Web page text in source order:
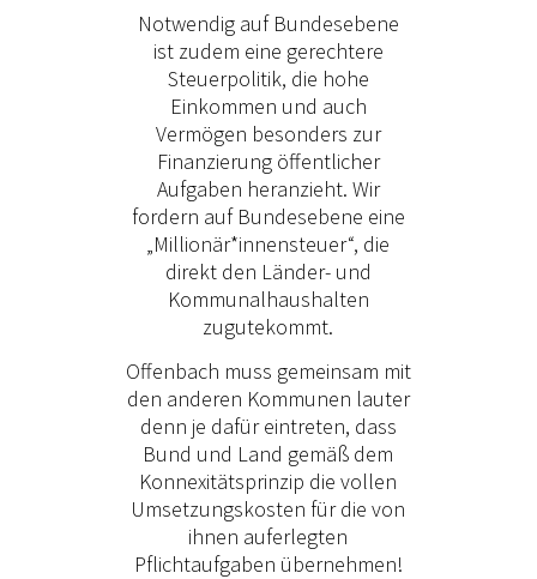
Notwendig auf Bundesebene
ist zudem eine gerechtere
Steuerpolitik, die hohe
Einkommen und auch
Vermögen besonders zur
Finanzierung öffentlicher
Aufgaben heranzieht. Wir
fordern auf Bundesebene eine
„Millionär*innensteuer“, die
direkt den Länder- und
Kommunalhaushalten
zugutekommt.
Offenbach muss gemeinsam mit
den anderen Kommunen lauter
denn je dafür eintreten, dass
Bund und Land gemäß dem
Konnexitätsprinzip die vollen
Umsetzungskosten für die von
ihnen auferlegten
Pflichtaufgaben übernehmen!